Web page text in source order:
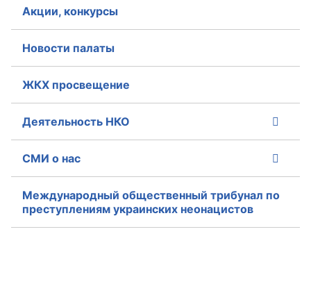
Акции, конкурсы
Новости палаты
ЖКХ просвещение
Деятельность НКО
СМИ о нас
Международный общественный трибунал по
преступлениям украинских неонацистов